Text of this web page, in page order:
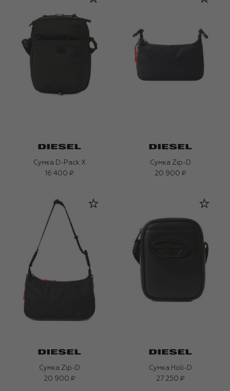
Сумка D-Pack X
16 400 ₽
Сумка Zip-D
20 900 ₽
Сумка Zip-D
20 900 ₽
Сумка Holi-D
27 250 ₽